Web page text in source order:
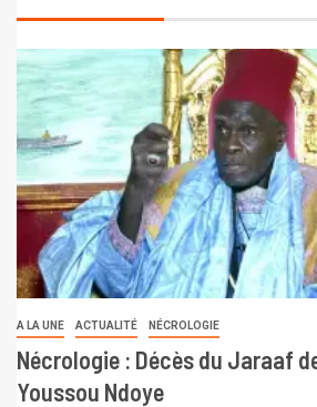
A LA UNE ACTUALITÉ NÉCROLOGIE
Nécrologie : Décès du Jaraaf
Youssou Ndoye